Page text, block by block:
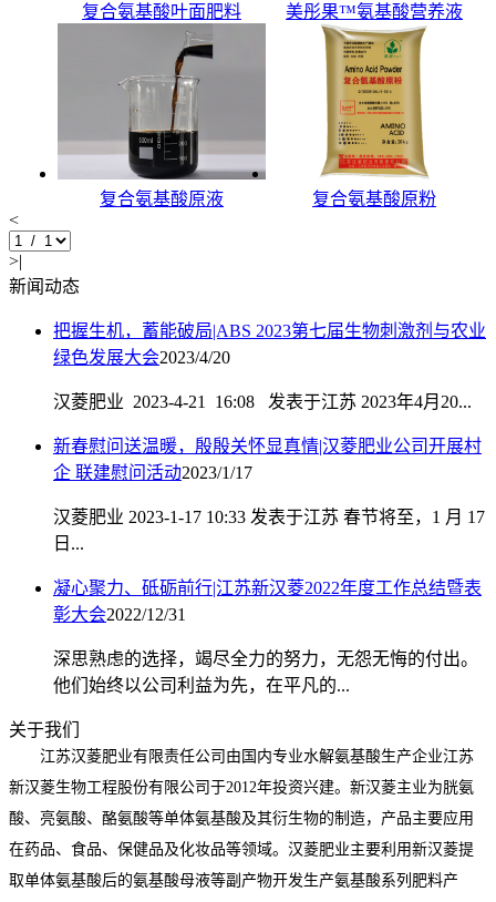
复合氨基酸叶面肥料 美彤果™氨基酸营养液
复合氨基酸原液 复合氨基酸原粉
<
>|
新闻动态
把握生机，蓄能破局|ABS 2023第七届生物刺激剂与农业
绿色发展大会2023/4/20
汉菱肥业 2023-4-21 16:08 发表于江苏 2023年4月20...
新春慰问送温暖，殷殷关怀显真情|汉菱肥业公司开展村
企 联建慰问活动2023/1/17
汉菱肥业 2023-1-17 10:33 发表于江苏 春节将至，1 月 17
日...
凝心聚力、砥砺前行|江苏新汉菱2022年度工作总结暨表
彰大会2022/12/31
深思熟虑的选择，竭尽全力的努力，无怨无悔的付出。
他们始终以公司利益为先，在平凡的...
关于我们
江苏汉菱肥业有限责任公司由国内专业水解氨基酸生产企业江苏
新汉菱生物工程股份有限公司于2012年投资兴建。新汉菱主业为胱氨
酸、亮氨酸、酪氨酸等单体氨基酸及其衍生物的制造，产品主要应用
在药品、食品、保健品及化妆品等领域。汉菱肥业主要利用新汉菱提
取单体氨基酸后的氨基酸母液等副产物开发生产氨基酸系列肥料产